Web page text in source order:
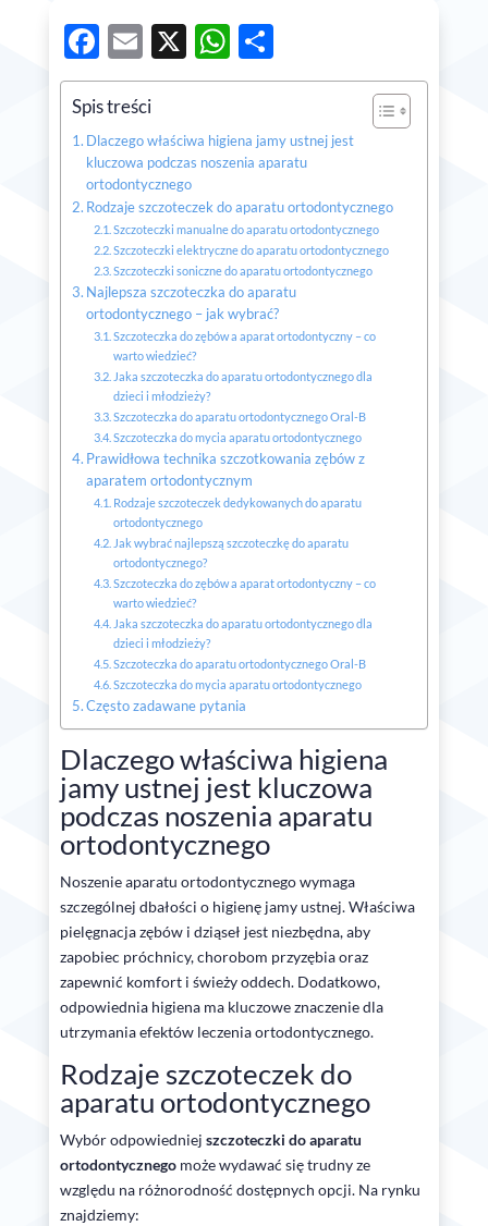
Facebook
Email
X WhatsApp
Share
Spis treści
Dlaczego właściwa higiena jamy ustnej jest
kluczowa podczas noszenia aparatu
ortodontycznego
Rodzaje szczoteczek do aparatu ortodontycznego
Szczoteczki manualne do aparatu ortodontycznego
Szczoteczki elektryczne do aparatu ortodontycznego
Szczoteczki soniczne do aparatu ortodontycznego
Najlepsza szczoteczka do aparatu
ortodontycznego – jak wybrać?
Szczoteczka do zębów a aparat ortodontyczny – co
warto wiedzieć?
Jaka szczoteczka do aparatu ortodontycznego dla
dzieci i młodzieży?
Szczoteczka do aparatu ortodontycznego Oral-B
Szczoteczka do mycia aparatu ortodontycznego
Prawidłowa technika szczotkowania zębów z
aparatem ortodontycznym
Rodzaje szczoteczek dedykowanych do aparatu
ortodontycznego
Jak wybrać najlepszą szczoteczkę do aparatu
ortodontycznego?
Szczoteczka do zębów a aparat ortodontyczny – co
warto wiedzieć?
Jaka szczoteczka do aparatu ortodontycznego dla
dzieci i młodzieży?
Szczoteczka do aparatu ortodontycznego Oral-B
Szczoteczka do mycia aparatu ortodontycznego
Często zadawane pytania
Dlaczego właściwa higiena
jamy ustnej jest kluczowa
podczas noszenia aparatu
ortodontycznego
Noszenie aparatu ortodontycznego wymaga
szczególnej dbałości o higienę jamy ustnej. Właściwa
pielęgnacja zębów i dziąseł jest niezbędna, aby
zapobiec próchnicy, chorobom przyzębia oraz
zapewnić komfort i świeży oddech. Dodatkowo,
odpowiednia higiena ma kluczowe znaczenie dla
utrzymania efektów leczenia ortodontycznego.
Rodzaje szczoteczek do
aparatu ortodontycznego
Wybór odpowiedniej szczoteczki do aparatu
ortodontycznegomoże wydawać się trudny ze
względu na różnorodność dostępnych opcji. Na rynku
znajdziemy: